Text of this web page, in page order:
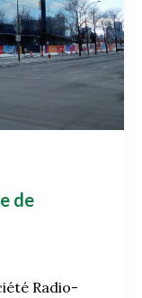
de
Radio-